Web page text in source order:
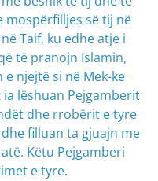
mospërfilljes së tij në
Taif, ku edhe atje i
të pranojn Islamin,
njejtë si në Mek-ke
lëshuan Pejgamberit
dhe rrobërit e tyre
filluan ta gjuajn me
Këtu Pejgamberi
e tyre.